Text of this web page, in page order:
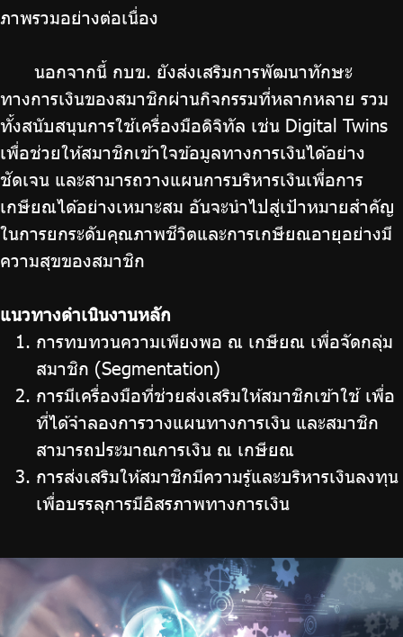
ภาพรวมอย่างต่อเนื่อง
นอกจากนี้ กบข. ยังส่งเสริมการพัฒนาทักษะ
ทางการเงินของสมาชิกผ่านกิจกรรมที่หลากหลาย รวม
ทั้งสนับสนุนการใช้เครื่องมือดิจิทัล เช่น Digital Twins
เพื่อช่วยให้สมาชิกเข้าใจข้อมูลทางการเงินได้อย่าง
ชัดเจน และสามารถวางแผนการบริหารเงินเพื่อการ
เกษียณได้อย่างเหมาะสม อันจะนำไปสู่เป้าหมายสำคัญ
ในการยกระดับคุณภาพชีวิตและการเกษียณอายุอย่างมี
ความสุขของสมาชิก
แนวทางดำเนินงานหลัก
การทบทวนความเพียงพอ ณ เกษียณ เพื่อจัดกลุ่ม
สมาชิก (Segmentation)
การมีเครื่องมือที่ช่วยส่งเสริมให้สมาชิกเข้าใช้ เพื่อ
ที่ได้จำลองการวางแผนทางการเงิน และสมาชิก
สามารถประมาณการเงิน ณ เกษียณ
การส่งเสริมให้สมาชิกมีความรู้และบริหารเงินลงทุน
เพื่อบรรลุการมีอิสรภาพทางการเงิน